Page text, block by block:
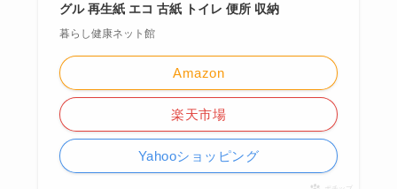
グル 再生紙 エコ 古紙 トイレ 便所 収納
暮らし健康ネット館
Amazon
楽天市場
Yahooショッピング